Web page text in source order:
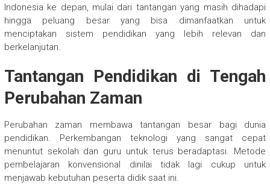
Indonesia ke depan, mulai dari tantangan yang masih dihadapi
hingga peluang besar yang bisa dimanfaatkan untuk
menciptakan sistem pendidikan yang lebih relevan dan
berkelanjutan.
Tantangan Pendidikan di Tengah
Perubahan Zaman
Perubahan zaman membawa tantangan besar bagi dunia
pendidikan. Perkembangan teknologi yang sangat cepat
menuntut sekolah dan guru untuk terus beradaptasi. Metode
pembelajaran konvensional dinilai tidak lagi cukup untuk
menjawab kebutuhan peserta didik saat ini.